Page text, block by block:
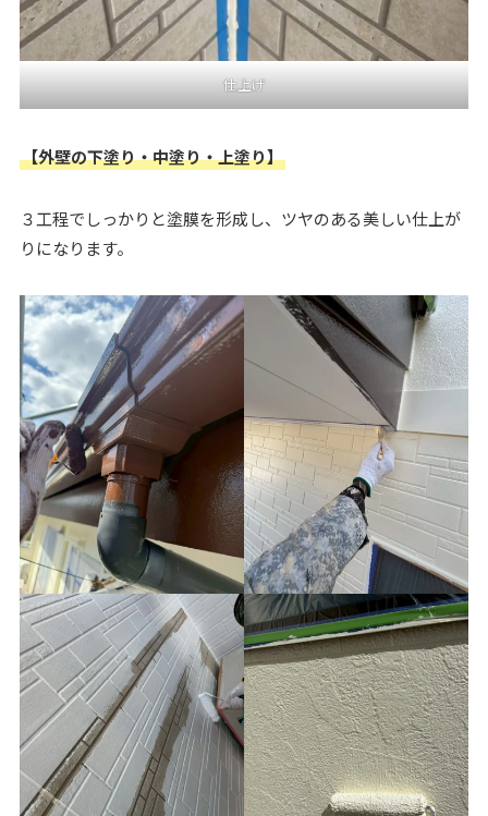
仕上げ
【外壁の下塗り・中塗り・上塗り】
３工程でしっかりと塗膜を形成し、ツヤのある美しい仕上が
りになります。